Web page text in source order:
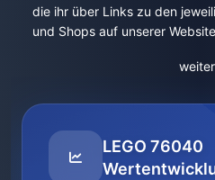
die ihr über Links zu den
und Shops auf unserer
LEGO 76040